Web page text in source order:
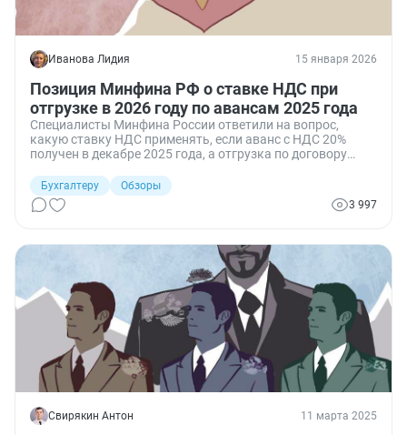
Иванова Лидия 15 января 2026
Позиция Минфина РФ о ставке НДС при
отгрузке в 2026 году по авансам 2025 года
Специалисты Минфина России ответили на вопрос,
какую ставку НДС применять, если аванс с НДС 20%
получен в декабре 2025 года, а отгрузка по договору
ставка НДС повышена до 22%.
Бухгалтеру
Обзоры
3 997
Свирякин Антон 11 марта 2025